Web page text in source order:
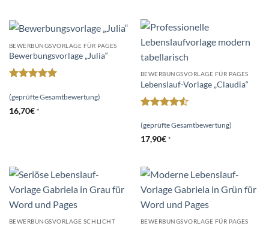
BEWERBUNGSVORLAGE FÜR PAGES
Bewerbungsvorlage „Julia“
mit5von
5
(geprüfte Gesamtbewertung)
16,70€ *
BEWERBUNGSVORLAGE FÜR PAGES
Lebenslauf-Vorlage „Claudia“
mit4.5
von 5
(geprüfte Gesamtbewertung)
17,90€ *
BEWERBUNGSVORLAGE SCHLICHT BEWERBUNGSVORLAGE FÜR PAGES